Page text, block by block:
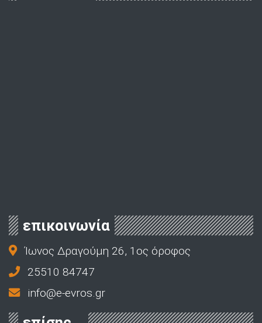
επικοινωνία
Ίωνος Δραγούμη 26, 1ος όροφος
25510 84747
info@e-evros.gr